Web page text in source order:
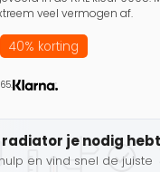
veel vermogen af.
40% korting
radiator je nodig
en vind snel de juiste